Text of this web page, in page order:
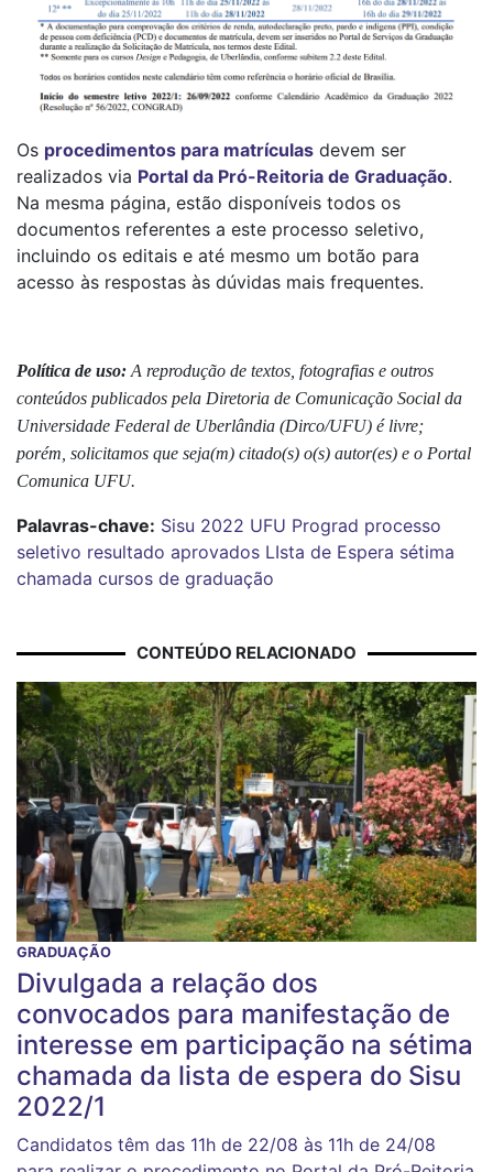
Os procedimentos para matrículas devem ser
realizados via Portal da Pró-Reitoria de Graduação.
Na mesma página, estão disponíveis todos os
documentos referentes a este processo seletivo,
incluindo os editais e até mesmo um botão para
acesso às respostas às dúvidas mais frequentes.
Política de uso: A reprodução de textos, fotografias e outros
conteúdos publicados pela Diretoria de Comunicação Social da
Universidade Federal de Uberlândia (Dirco/UFU) é livre;
porém, solicitamos que seja(m) citado(s) o(s) autor(es) e o Portal
Comunica UFU.
Palavras-chave: Sisu 2022 UFU Prograd processo
seletivo resultado aprovados LIsta de Espera sétima
chamada cursos de graduação
CONTEÚDO RELACIONADO
GRADUAÇÃO
Divulgada a relação dos
convocados para manifestação de
interesse em participação na sétima
chamada da lista de espera do Sisu
2022/1
Candidatos têm das 11h de 22/08 às 11h de 24/08